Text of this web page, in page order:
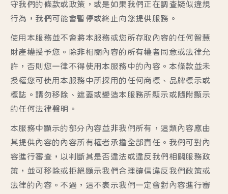
守我們的條款或政策，或是如果我們正在調查疑似違規
行為，我們可能會暫停或終止向您提供服務。
使用本服務並不會將本服務或您所存取內容的任何智慧
財產權授予您。除非相關內容的所有權者同意或法律允
許，否則您一律不得使用本服務中的內容。本條款並未
授權您可使用本服務中所採用的任何商標、品牌標示或
標誌。請勿移除、遮蓋或變造本服務所顯示或隨附顯示
的任何法律聲明。
本服務中顯示的部分內容並非我們所有，這類內容應由
其提供內容的內容所有權者承擔全部責任。我們可對內
容進行審查，以判斷其是否違法或違反我們相關服務政
策，並可移除或拒絕顯示我們合理確信違反我們政策或
法律的內容。不過，這不表示我們一定會對內容進行審